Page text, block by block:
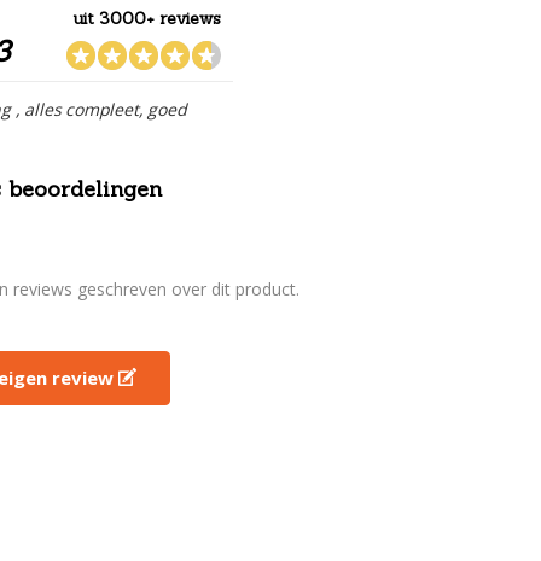
uit 3000+ reviews
, alles compleet, goed
beoordelingen
reviews geschreven over dit product.
review